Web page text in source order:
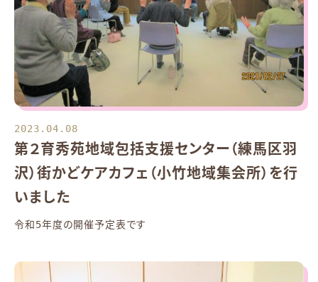
2023.04.08
第２育秀苑地域包括支援センター（練馬区羽
沢）街かどケアカフェ（小竹地域集会所）を行
いました
令和5年度の開催予定表です